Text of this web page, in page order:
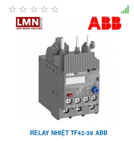
RELAY NHIỆT TF42-38 ABB